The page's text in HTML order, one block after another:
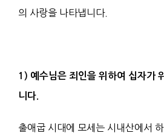
의 사랑을 나타냅니다.
1) 예수님은 죄인을 위하여 십자가
니다.
출애굽 시대에 모세는 시내산에서